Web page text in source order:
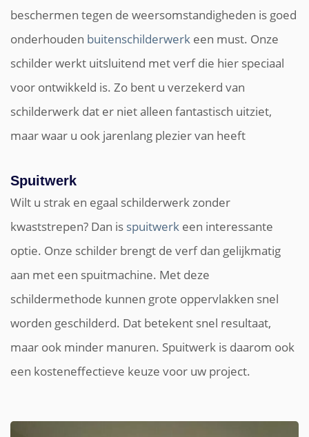
beschermen tegen de weersomstandigheden is goed
onderhouden buitenschilderwerk een must. Onze
schilder werkt uitsluitend met verf die hier speciaal
voor ontwikkeld is. Zo bent u verzekerd van
schilderwerk dat er niet alleen fantastisch uitziet,
maar waar u ook jarenlang plezier van heeft
Spuitwerk
Wilt u strak en egaal schilderwerk zonder
kwaststrepen? Dan is spuitwerk een interessante
optie. Onze schilder brengt de verf dan gelijkmatig
aan met een spuitmachine. Met deze
schildermethode kunnen grote oppervlakken snel
worden geschilderd. Dat betekent snel resultaat,
maar ook minder manuren. Spuitwerk is daarom ook
een kosteneffectieve keuze voor uw project.